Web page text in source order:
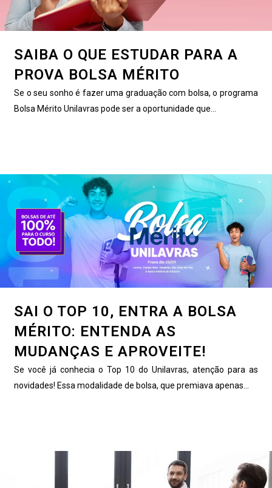
SAIBA O QUE ESTUDAR PARA A
PROVA BOLSA MÉRITO
Se o seu sonho é fazer uma graduação com bolsa, o programa
Bolsa Mérito Unilavras pode ser a oportunidade que...
SAI O TOP 10, ENTRA A BOLSA
MÉRITO: ENTENDA AS
MUDANÇAS E APROVEITE!
Se você já conhecia o Top 10 do Unilavras, atenção para as
novidades! Essa modalidade de bolsa, que premiava apenas...